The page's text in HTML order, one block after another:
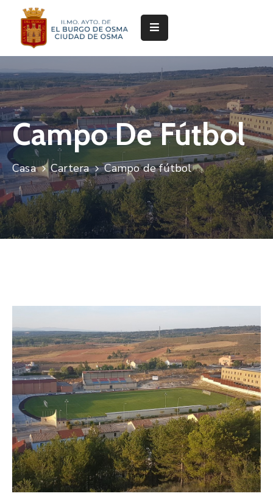
Ayuntamiento
Servicios
Festejos
Servicios
Deportivos
Cultura
y
Turismo
Pedanías
Galería
Campo De Fútbol
Casa Cartera Campo de fútbol